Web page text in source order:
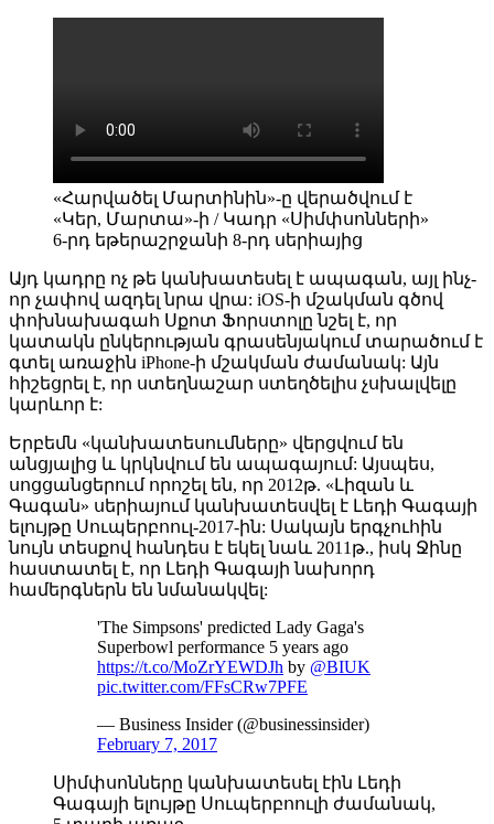
«Հարվածել Մարտինին»-ը վերածվում է
«Կեր, Մարտա»-ի / Կադր «Սիմփսոնների»
6-րդ եթերաշրջանի 8-րդ սերիայից
Այդ կադրը ոչ թե կանխատեսել է ապագան, այլ ինչ-
որ չափով ազդել նրա վրա: iOS-ի մշակման գծով
փոխնախագահ Սքոտ Ֆորստոլը նշել է, որ
կատակն ընկերության գրասենյակում տարածում է
գտել առաջին iPhone-ի մշակման ժամանակ: Այն
հիշեցրել է, որ ստեղնաշար ստեղծելիս չսխալվելը
կարևոր է:
Երբեմն «կանխատեսումները» վերցվում են
անցյալից և կրկնվում են ապագայում: Այսպես,
սոցցանցերում որոշել են, որ 2012թ. «Լիզան և
Գագան» սերիայում կանխատեսվել է Լեդի Գագայի
ելույթը Սուպերբոուլ-2017-ին: Սակայն երգչուհին
նույն տեսքով հանդես է եկել նաև 2011թ., իսկ Ջինը
հաստատել է, որ Լեդի Գագայի նախորդ
համերգներն են նմանակվել:
'The Simpsons' predicted Lady Gaga's
Superbowl performance 5 years ago
https://t.co/MoZrYEWDJh by @BIUK
pic.twitter.com/FFsCRw7PFE
— Business Insider (@businessinsider)
February 7, 2017
Սիմփսոնները կանխատեսել էին Լեդի
Գագայի ելույթը Սուպերբոուլի ժամանակ,